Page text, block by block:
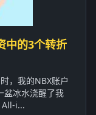
中的3个转折
，我的NBX账户
盆冰水浇醒了我
i...